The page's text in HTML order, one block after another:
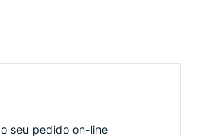
seu pedido on-line